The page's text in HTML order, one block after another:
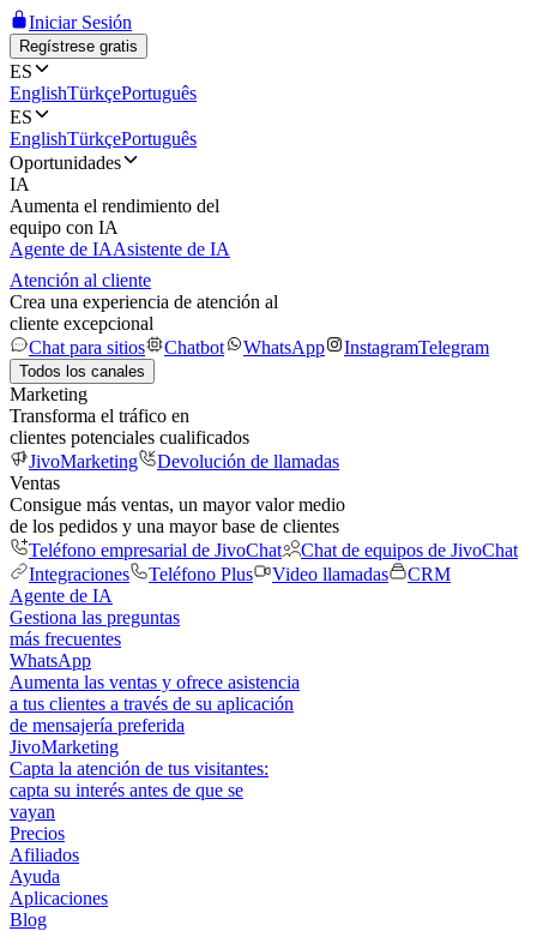
Iniciar Sesión
Regístrese gratis
ES
EnglishTürkçePortuguês
ES
EnglishTürkçePortuguês
Oportunidades
IA
Aumenta el rendimiento del
equipo con IA
Agente de IAAsistente de IA
Atención al cliente
Crea una experiencia de atención al
cliente excepcional
Chat para sitios
Chatbot WhatsApp InstagramTelegram
Todos los canales
Marketing
Transforma el tráfico en
clientes potenciales cualificados
JivoMarketing
Devolución de llamadas
Ventas
Consigue más ventas, un mayor valor medio
de los pedidos y una mayor base de clientes
Teléfono empresarial de JivoChat
Chat de equipos de JivoChat
Integraciones
Teléfono Plus Video llamadas
CRM
Agente de IA
Gestiona las preguntas
más frecuentes
WhatsApp
Aumenta las ventas y ofrece asistencia
a tus clientes a través de su aplicación
de mensajería preferida
JivoMarketing
Capta la atención de tus visitantes:
capta su interés antes de que se
vayan
Precios
Afiliados
Ayuda
Aplicaciones
Blog